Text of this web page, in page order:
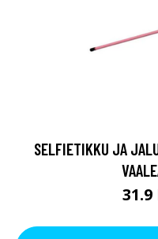
SELFIETIKKU JA
31.9